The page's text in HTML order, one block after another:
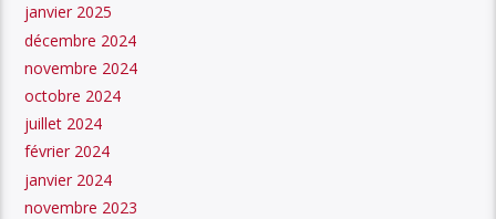
janvier 2025
décembre 2024
novembre 2024
octobre 2024
juillet 2024
février 2024
janvier 2024
novembre 2023